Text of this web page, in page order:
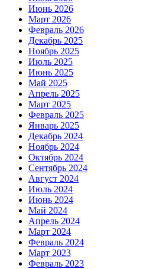
Июнь 2026
Март 2026
Февраль 2026
Декабрь 2025
Ноябрь 2025
Июль 2025
Июнь 2025
Май 2025
Апрель 2025
Март 2025
Февраль 2025
Январь 2025
Декабрь 2024
Ноябрь 2024
Октябрь 2024
Сентябрь 2024
Август 2024
Июль 2024
Июнь 2024
Май 2024
Апрель 2024
Март 2024
Февраль 2024
Март 2023
Февраль 2023